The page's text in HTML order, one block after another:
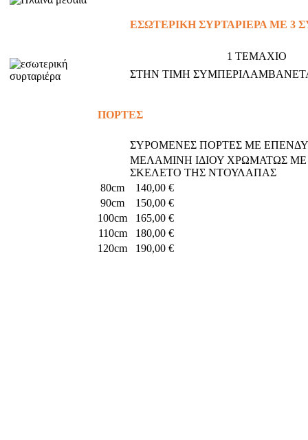
ΕΣΩΤΕΡΙΚΗ ΣΥΡΤΑΡΙΕΡΑ ΜΕ 3
1 ΤΕΜΑΧΙΟ
ΣΤΗΝ ΤΙΜΗ
ΠΟΡΤΕΣ
ΣΥΡΟΜΕΝΕΣ ΠΟΡΤΕΣ ΜΕ
ΜΕΛΑΜΙΝΗ ΙΔΙΟΥ ΧΡΩΜΑΤΩΣ
ΣΚΕΛΕΤΟ ΤΗΣ ΝΤΟΥΛΑΠΑΣ
80cm
140,00 €
90cm
150,00 €
100cm
165,00 €
110cm
180,00 €
120cm
190,00 €